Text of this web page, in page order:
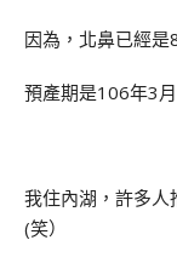
因為，北鼻已經是
預產期是106年3
我住內湖，許多人
(笑）